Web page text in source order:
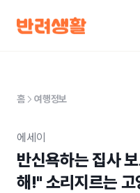
홈 여행정보
에세이
반신욕하는 집사
해!" 소리지르는 고